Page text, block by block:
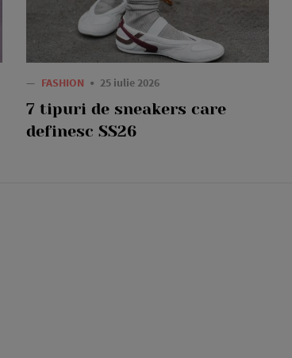
— FASHION 25 iulie 2026
7 tipuri de sneakers care
definesc SS26